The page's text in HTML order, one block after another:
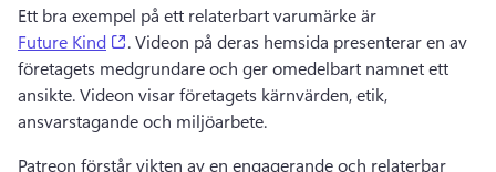
Ett bra exempel på ett relaterbart varumärke är
Future Kind
(opens in a new tab)
. Videon på deras hemsida presenterar en av
företagets medgrundare och ger omedelbart namnet ett
ansikte. Videon visar företagets kärnvärden, etik,
ansvarstagande och miljöarbete.
Patreon förstår vikten av en engagerande och relaterbar